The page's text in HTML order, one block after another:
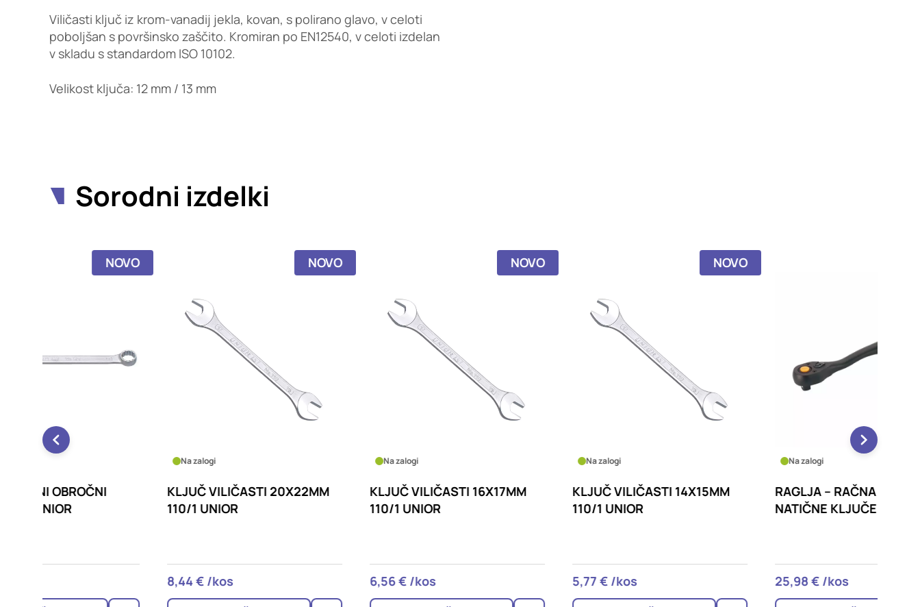
Viličasti ključ iz krom-vanadij jekla, kovan, s polirano glavo, v celoti
poboljšan s površinsko zaščito. Kromiran po EN12540, v celoti izdelan
v skladu s standardom ISO 10102.
Velikost ključa: 12 mm / 13 mm
Sorodni izdelki
KLJUČ VILIČASTI 20X22MM
110/1 UNIOR
KLJUČ VILIČASTI 16X17MM
KLJUČ VILIČASTI 14X15MM
RAGLJA – RAČNA – ROČKA ZA
NATIČNE KLJUČE 1/2 KNE12